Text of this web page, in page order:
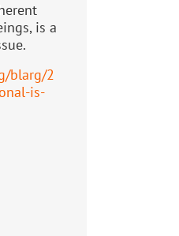
is a
blarg/2
is-